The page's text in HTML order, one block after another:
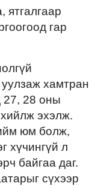
ятгалгаар
гар
хамтран
27, 28 оны
эхэлж.
юм болж,
хүчингүй л
байгаа даг.
сүхээр